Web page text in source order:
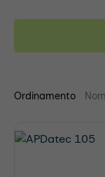
Ordinamento